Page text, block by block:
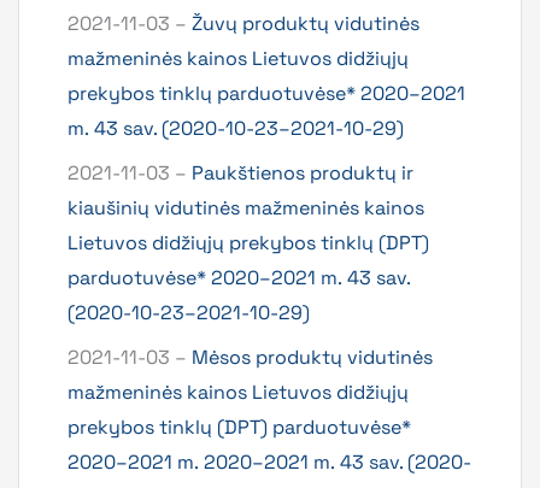
2021-11-03 – Žuvų produktų vidutinės
mažmeninės kainos Lietuvos didžiųjų
prekybos tinklų parduotuvėse* 2020–2021
m. 43 sav. (2020-10-23–2021-10-29)
2021-11-03 – Paukštienos produktų ir
kiaušinių vidutinės mažmeninės kainos
Lietuvos didžiųjų prekybos tinklų (DPT)
parduotuvėse* 2020–2021 m. 43 sav.
(2020-10-23–2021-10-29)
2021-11-03 – Mėsos produktų vidutinės
mažmeninės kainos Lietuvos didžiųjų
prekybos tinklų (DPT) parduotuvėse*
2020–2021 m. 2020–2021 m. 43 sav. (2020-